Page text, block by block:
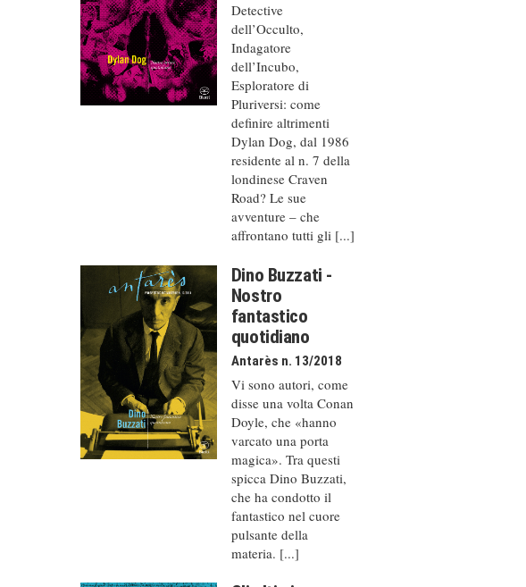
Detective
dell’Occulto,
Indagatore
dell’Incubo,
Esploratore di
Pluriversi: come
definire altrimenti
Dylan Dog, dal 1986
residente al n. 7 della
londinese Craven
Road? Le sue
avventure – che
affrontano tutti gli [...]
Dino Buzzati -
Nostro
fantastico
quotidiano
Antarès n. 13/2018
Vi sono autori, come
disse una volta Conan
Doyle, che «hanno
varcato una porta
magica». Tra questi
spicca Dino Buzzati,
che ha condotto il
fantastico nel cuore
pulsante della
materia. [...]